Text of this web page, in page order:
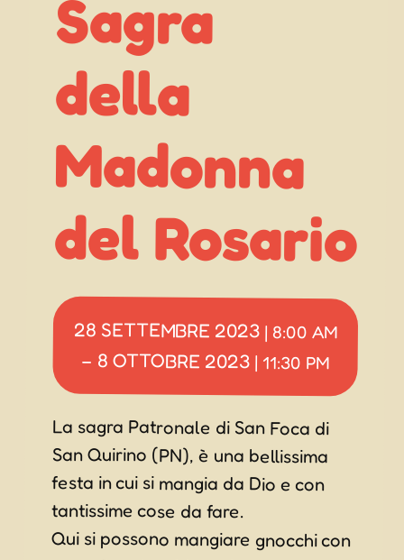
Sagra
della
del Rosario
28 SETTEMBRE 2023 | 8:00 AM
– 8 OTTOBRE 2023 | 11:30 PM
La sagra Patronale di San Foca di
San Quirino (PN), è una bellissima
festa in cui si mangia da Dio e con
tantissime cose da fare.
Qui si possono mangiare gnocchi con
sugo d’anatra, frico, trippe,
formaggio, grigliata, patate fritte,
fagiolli con e senza cipolle, hotdog e
panini, in più quasi ogni sera saranno
previste anche delle cene a tema,
come quella a tema “calamari” o